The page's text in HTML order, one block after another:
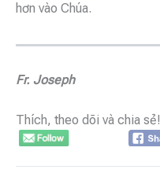
hơn vào Chúa.
Fr. Joseph
Thích, theo dõi và chia sẻ!